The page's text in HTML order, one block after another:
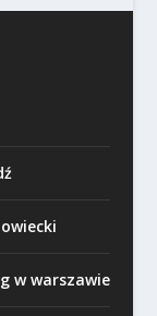
w warszawie